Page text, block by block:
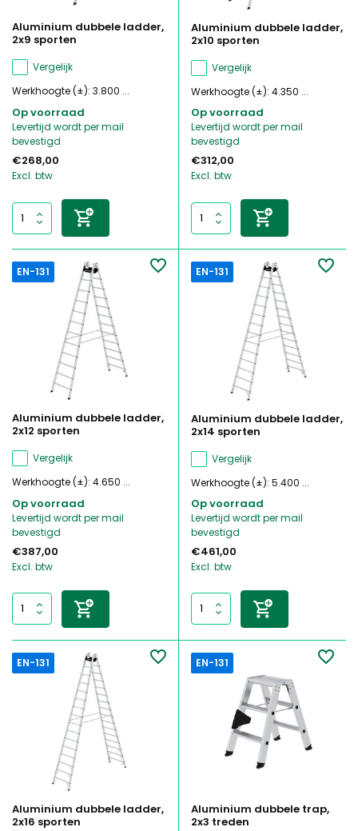
Aluminium dubbele ladder,
2x9 sporten
Vergelijk
Werkhoogte (±): 3.800 ...
Op voorraad
Levertijd wordt per mail
bevestigd
€268,00
Excl. btw
Aluminium dubbele ladder,
2x10 sporten
Vergelijk
Werkhoogte (±): 4.350 ...
Op voorraad
Levertijd wordt per mail
bevestigd
€312,00
Excl. btw
EN-131
Aluminium dubbele ladder,
2x12 sporten
Vergelijk
Werkhoogte (±): 4.650 ...
Op voorraad
Levertijd wordt per mail
bevestigd
€387,00
Excl. btw
EN-131
Aluminium dubbele ladder,
2x14 sporten
Vergelijk
Werkhoogte (±): 5.400 ...
Op voorraad
Levertijd wordt per mail
bevestigd
€461,00
Excl. btw
EN-131
Aluminium dubbele ladder,
2x16 sporten
EN-131
Aluminium dubbele trap,
2x3 treden